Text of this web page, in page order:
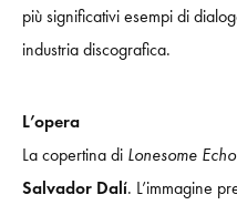
più significativi esempi di
industria discografica.
L’opera
La copertina di Lonesome Echo
Salvador Dalí. L’immagine